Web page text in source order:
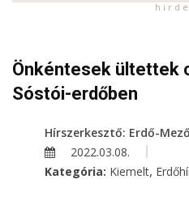
h i r d
Önkéntesek ültettek
Sóstói-erdőben
Hírszerkesztő: Erdő-
2022.03.08.
Kategória: Kiemelt,